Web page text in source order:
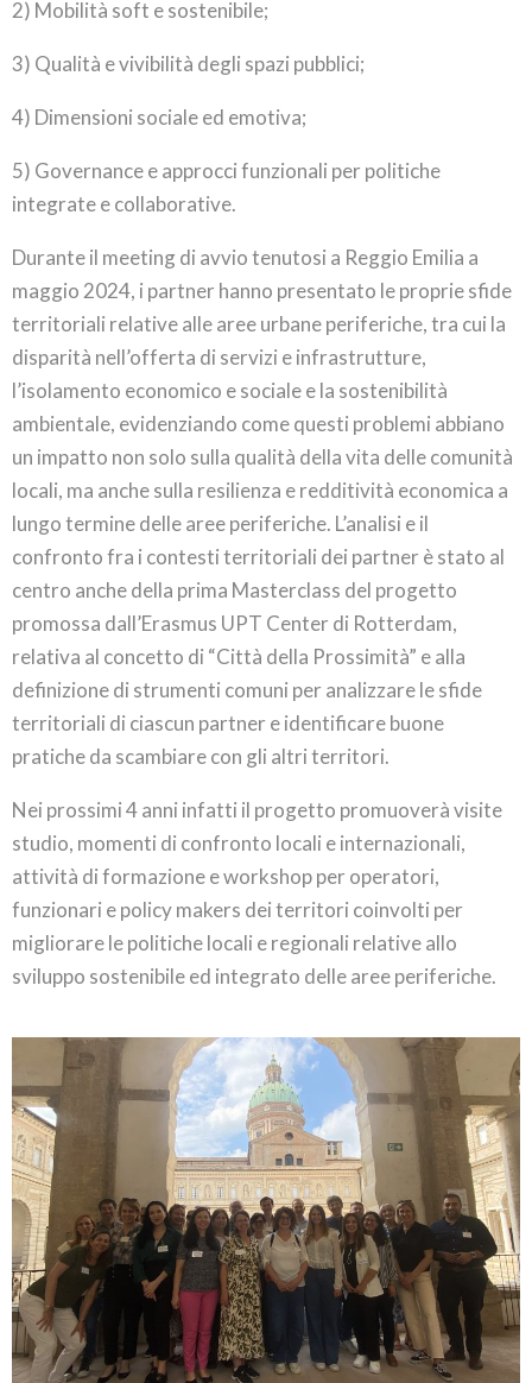
2) Mobilità soft e sostenibile;
3) Qualità e vivibilità degli spazi pubblici;
4) Dimensioni sociale ed emotiva;
5) Governance e approcci funzionali per politiche
integrate e collaborative.
Durante il meeting di avvio tenutosi a Reggio Emilia a
maggio 2024, i partner hanno presentato le proprie sfide
territoriali relative alle aree urbane periferiche, tra cui la
disparità nell’offerta di servizi e infrastrutture,
l’isolamento economico e sociale e la sostenibilità
ambientale, evidenziando come questi problemi abbiano
un impatto non solo sulla qualità della vita delle comunità
locali, ma anche sulla resilienza e redditività economica a
lungo termine delle aree periferiche. L’analisi e il
confronto fra i contesti territoriali dei partner è stato al
centro anche della prima Masterclass del progetto
promossa dall’Erasmus UPT Center di Rotterdam,
relativa al concetto di “Città della Prossimità” e alla
definizione di strumenti comuni per analizzare le sfide
territoriali di ciascun partner e identificare buone
pratiche da scambiare con gli altri territori.
Nei prossimi 4 anni infatti il progetto promuoverà visite
studio, momenti di confronto locali e internazionali,
attività di formazione e workshop per operatori,
funzionari e policy makers dei territori coinvolti per
migliorare le politiche locali e regionali relative allo
sviluppo sostenibile ed integrato delle aree periferiche.